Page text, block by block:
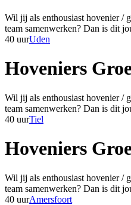
Wil jij als enthousiast hovenier /
team samenwerken? Dan is dit
40 uurUden
Hoveniers
Wil jij als enthousiast hovenier /
team samenwerken? Dan is dit
40 uurTiel
Hoveniers
Wil jij als enthousiast hovenier /
team samenwerken? Dan is dit
40 uurAmersfoort